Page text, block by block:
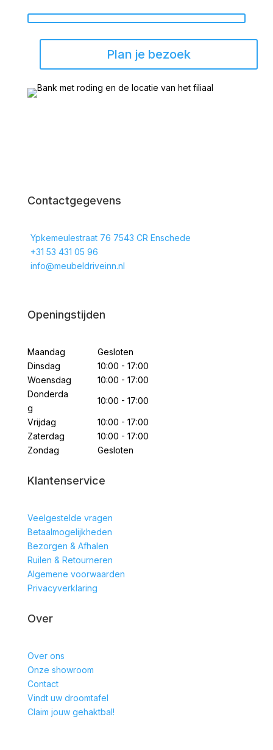
Plan je bezoek
Contactgegevens
Ypkemeulestraat 76 7543 CR Enschede
+31 53 431 05 96
info@meubeldriveinn.nl
Openingstijden
Maandag
Gesloten
Dinsdag
10:00 - 17:00
Woensdag
10:00 - 17:00
Donderda
g
10:00 - 17:00
Vrijdag
10:00 - 17:00
Zaterdag
10:00 - 17:00
Zondag
Gesloten
Klantenservice
Veelgestelde vragen
Betaalmogelijkheden
Bezorgen & Afhalen
Ruilen & Retourneren
Algemene voorwaarden
Privacyverklaring
Over
Over ons
Onze showroom
Contact
Vindt uw droomtafel
Claim jouw gehaktbal!